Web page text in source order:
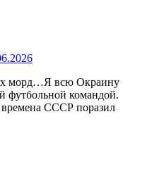
морд…Я всю Окраину
футбольной командой.
СССР поразил